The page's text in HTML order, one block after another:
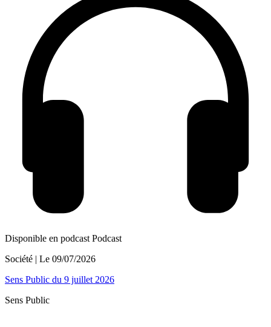
Disponible en podcast Podcast
Société | Le 09/07/2026
Sens Public du 9 juillet 2026
Sens Public